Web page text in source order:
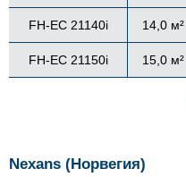
FH-EC 21140i 14,0 м²
FH-EC 21150i 15,0 м²
Nexans (Норвегия)